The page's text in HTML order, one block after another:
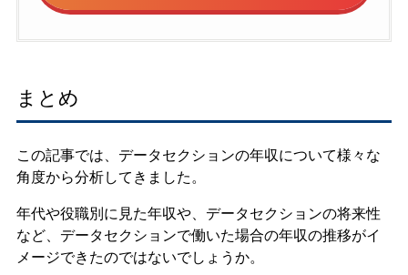
まとめ
この記事では、データセクションの年収について様々な
角度から分析してきました。
年代や役職別に見た年収や、データセクションの将来性
など、データセクションで働いた場合の年収の推移がイ
メージできたのではないでしょうか。